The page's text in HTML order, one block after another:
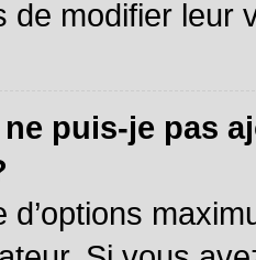
de modifier leur
puis-je pas
d’options